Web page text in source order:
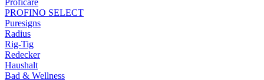
Proficare
PROFINO SELECT
Puresigns
Radius
Rig-Tig
Redecker
Haushalt
Bad & Wellness